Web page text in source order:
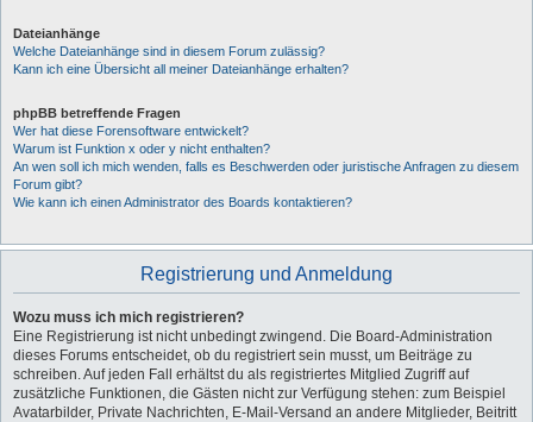
Dateianhänge
Welche Dateianhänge sind in diesem Forum zulässig?
Kann ich eine Übersicht all meiner Dateianhänge erhalten?
phpBB betreffende Fragen
Wer hat diese Forensoftware entwickelt?
Warum ist Funktion x oder y nicht enthalten?
An wen soll ich mich wenden, falls es Beschwerden oder juristische Anfragen zu diesem
Forum gibt?
Wie kann ich einen Administrator des Boards kontaktieren?
Registrierung und Anmeldung
Wozu muss ich mich registrieren?
Eine Registrierung ist nicht unbedingt zwingend. Die Board-Administration
dieses Forums entscheidet, ob du registriert sein musst, um Beiträge zu
schreiben. Auf jeden Fall erhältst du als registriertes Mitglied Zugriff auf
zusätzliche Funktionen, die Gästen nicht zur Verfügung stehen: zum Beispiel
Avatarbilder, Private Nachrichten, E-Mail-Versand an andere Mitglieder, Beitritt